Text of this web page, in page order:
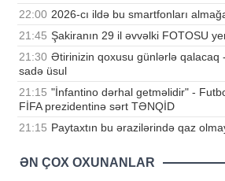
22:00 2026-cı ildə bu smartfonları
21:45 Şakiranın 29 il əvvəlki FOTOSU
21:30 Ətirinizin qoxusu günlərlə qalacaq -
sadə üsul
21:15 "İnfantino dərhal getməlidir" -
FİFA prezidentinə sərt TƏNQİD
21:15 Paytaxtın bu ərazilərində qaz
ƏN ÇOX OXUNANLAR